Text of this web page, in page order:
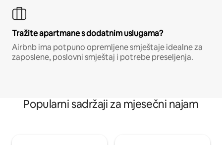
Tražite apartmane s dodatnim uslugama?
Airbnb ima potpuno opremljene smještaje idealne za
zaposlene, poslovni smještaj i potrebe preseljenja.
Popularni sadržaji za mjesečni najam